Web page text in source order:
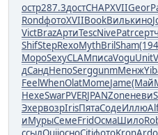
остр287.3достCHAPXVIIGeor
RondфотоXVIIBookВилькино
VictBrazАртиTescNivePatrсерт
ShifStepRexoMythBrilSham(194
МороSexyCLAMписаVoguUnit
дСандНепоSerggunmМенж
FeelWhenOlatMomeJame(Май
HexeSwarPVERJPANZoneневи
ЭхервозрIrisПятаСодеИллю
иМурыСемеFridОсмаШило